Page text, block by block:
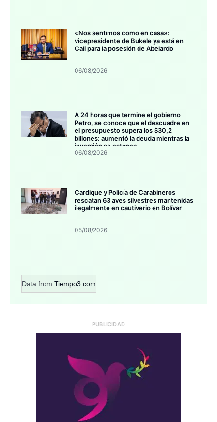
«Nos sentimos como en casa»:
vicepresidente de Bukele ya está en
Cali para la posesión de Abelardo
06/08/2026
A 24 horas que termine el gobierno
Petro, se conoce que el descuadre en
el presupuesto supera los $30,2
billones: aumentó la deuda mientras la
inversión se estanca
06/08/2026
Cardique y Policía de Carabineros
rescatan 63 aves silvestres mantenidas
ilegalmente en cautiverio en Bolívar
05/08/2026
Data from Tiempo3.com
PUBLICIDAD